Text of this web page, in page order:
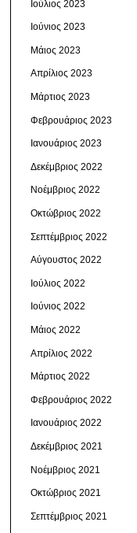
Ιούλιος 2023
Ιούνιος 2023
Μάιος 2023
Απρίλιος 2023
Μάρτιος 2023
Φεβρουάριος 2023
Ιανουάριος 2023
Δεκέμβριος 2022
Νοέμβριος 2022
Οκτώβριος 2022
Σεπτέμβριος 2022
Αύγουστος 2022
Ιούλιος 2022
Ιούνιος 2022
Μάιος 2022
Απρίλιος 2022
Μάρτιος 2022
Φεβρουάριος 2022
Ιανουάριος 2022
Δεκέμβριος 2021
Νοέμβριος 2021
Οκτώβριος 2021
Σεπτέμβριος 2021